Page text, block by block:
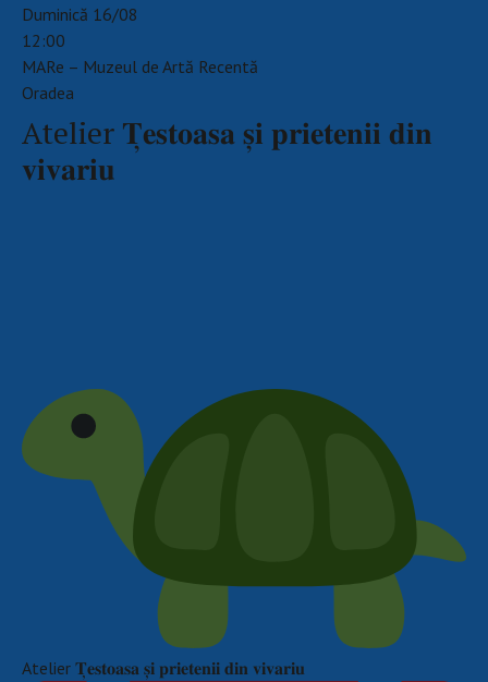
Duminică 16/08
12:00
MARe – Muzeul de Artă Recentă
Oradea
Atelier 𝐓̦𝐞𝐬𝐭𝐨𝐚𝐬𝐚 𝐬̦𝐢 𝐩𝐫𝐢𝐞𝐭𝐞𝐧𝐢𝐢 𝐝𝐢𝐧
𝐯𝐢𝐯𝐚𝐫𝐢𝐮
Atelier 𝐓̦𝐞𝐬𝐭𝐨𝐚𝐬𝐚 𝐬̦𝐢 𝐩𝐫𝐢𝐞𝐭𝐞𝐧𝐢𝐢 𝐝𝐢𝐧 𝐯𝐢𝐯𝐚𝐫𝐢𝐮